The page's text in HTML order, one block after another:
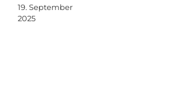
19. September
2025